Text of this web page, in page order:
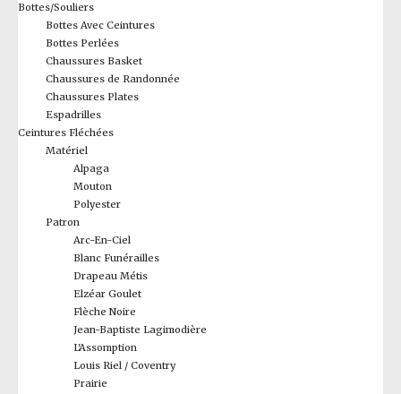
Bottes/Souliers
Bottes Avec Ceintures
Bottes Perlées
Chaussures Basket
Chaussures de Randonnée
Chaussures Plates
Espadrilles
Ceintures Fléchées
Matériel
Alpaga
Mouton
Polyester
Patron
Arc-En-Ciel
Blanc Funérailles
Drapeau Métis
Elzéar Goulet
Flèche Noire
Jean-Baptiste Lagimodière
L'Assomption
Louis Riel / Coventry
Prairie